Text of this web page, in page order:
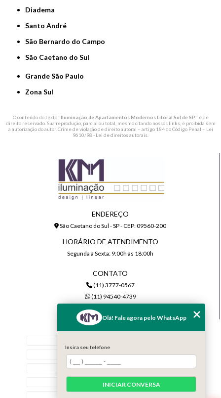
Diadema
Santo André
São Bernardo do Campo
São Caetano do Sul
Grande São Paulo
Zona Sul
O conteúdo do texto "Iluminação de Apartamentos Modernos Litoral Sul de SP" é de
direito reservado. Sua reprodução, parcial ou total, mesmo citando nossos links, é proibida sem
a autorização do autor. Crime de violação de direito autoral – artigo 184 do Código Penal – Lei
9610/98 - Lei de direitos autorais
ENDEREÇO
São Caetano do Sul - SP - CEP: 09560-200
HORÁRIO DE ATENDIMENTO
Segunda à Sexta: 9:00h às 18:00h
CONTATO
(11) 3777-0567
(11) 94540-4739
Quem Somos
Serviços
Contato
Olá! Fale agora pelo WhatsApp
Insira seu telefone
INICIAR CONVERSA